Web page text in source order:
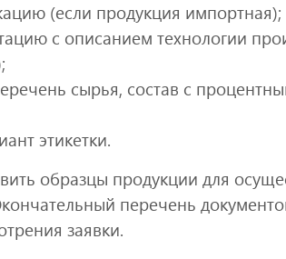
(если продукция импортная);
с описанием технологии
сырья, состав с
этикетки.
образцы продукции для
перечень
заявки.